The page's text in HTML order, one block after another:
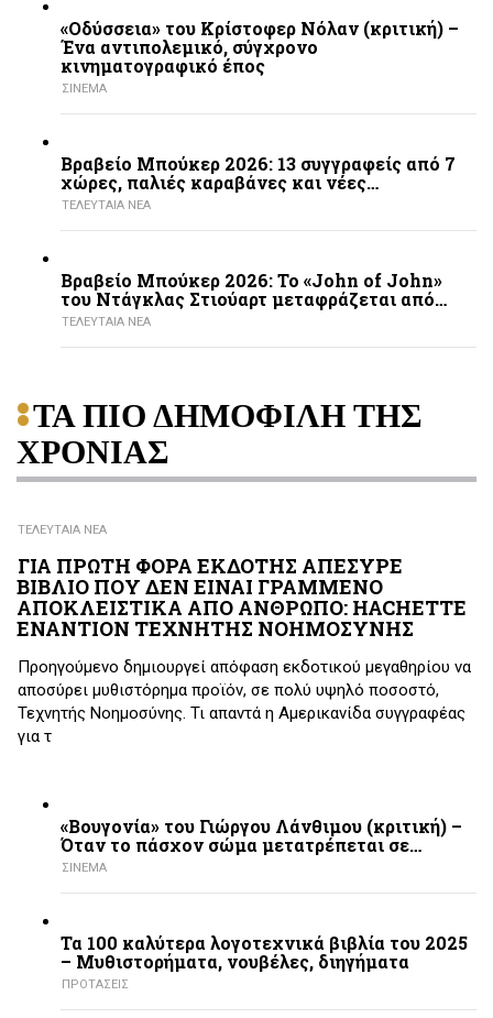
«Οδύσσεια» του Κρίστοφερ Νόλαν (κριτική) –
Ένα αντιπολεμικό, σύγχρονο
κινηματογραφικό έπος
ΣΙΝΕΜΑ
Βραβείο Μπούκερ 2026: 13 συγγραφείς από 7
χώρες, παλιές καραβάνες και νέες…
ΤΕΛΕΥΤΑΙΑ ΝΕΑ
Βραβείο Μπούκερ 2026: Το «John of John»
του Ντάγκλας Στιούαρτ μεταφράζεται από…
ΤΕΛΕΥΤΑΙΑ ΝΕΑ
ΤΑ ΠΙΟ ΔΗΜΟΦΙΛΗ ΤΗΣ
ΧΡΟΝΙΑΣ
ΤΕΛΕΥΤΑΙΑ ΝΕΑ
ΓΙΑ ΠΡΩΤΗ ΦΟΡΑ ΕΚΔΟΤΗΣ ΑΠΕΣΥΡΕ
ΒΙΒΛΙΟ ΠΟΥ ΔΕΝ ΕΙΝΑΙ ΓΡΑΜΜΕΝΟ
ΑΠΟΚΛΕΙΣΤΙΚΑ ΑΠΟ ΑΝΘΡΩΠΟ: HACHETTE
ΕΝΑΝΤΙΟΝ ΤΕΧΝΗΤΗΣ ΝΟΗΜΟΣΥΝΗΣ
Προηγούμενο δημιουργεί απόφαση εκδοτικού μεγαθηρίου να
αποσύρει μυθιστόρημα προϊόν, σε πολύ υψηλό ποσοστό,
Τεχνητής Νοημοσύνης. Τι απαντά η Αμερικανίδα συγγραφέας
για τ
«Βουγονία» του Γιώργου Λάνθιμου (κριτική) –
Όταν το πάσχον σώμα μετατρέπεται σε…
ΣΙΝΕΜΑ
Τα 100 καλύτερα λογοτεχνικά βιβλία του 2025
– Mυθιστορήματα, νουβέλες, διηγήματα
ΠΡΟΤΑΣΕΙΣ